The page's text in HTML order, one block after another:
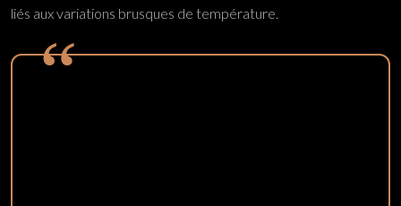
liés aux variations brusques de température.